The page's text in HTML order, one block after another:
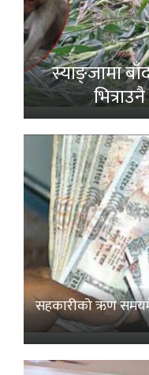
स्याङ्जामा
सहकारीको ऋण